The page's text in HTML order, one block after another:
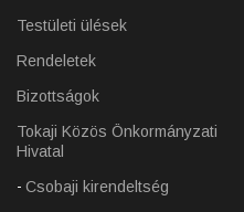
Testületi ülések
Rendeletek
Bizottságok
Tokaji Közös Önkormányzati
Hivatal
Csobaji kirendeltség